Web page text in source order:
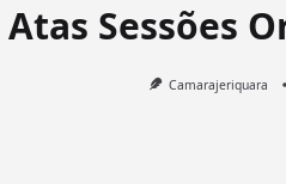
Atas Sessões
Camarajeriquara